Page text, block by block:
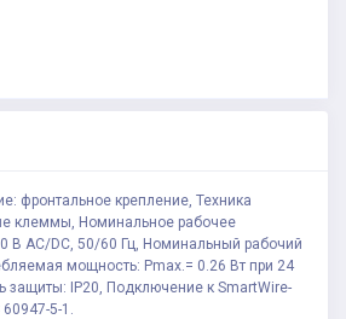
фронтальное крепление, Техника
клеммы, Номинальное рабочее
В AC/DC, 50/60 Гц, Номинальный рабочий
мощность: Pmax.= 0.26 Вт при 24
защиты: IP20, Подключение к SmartWire-
5-1.